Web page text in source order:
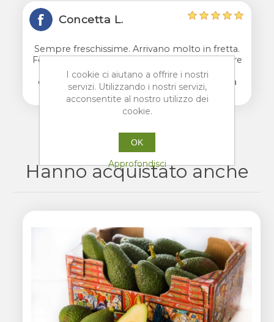
Concetta L.
Sempre freschissime. Arrivano molto in fretta.
Fortunata e Francesco si preoccupano sempre
di chiedere se le arance inviate sono in
condizioni ottimali. Una professionalità e una
cortesia che non hanno eguali.
Hanno acquistato anche
I cookie ci aiutano a offrire i nostri
servizi. Utilizzando i nostri servizi,
acconsentite al nostro utilizzo dei
cookie.
OK
Approfondisci